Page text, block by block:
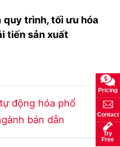
quy trình, tối ưu hóa
tiến sản xuất
động hóa phổ
bán dẫn
Pricing
Contact
Try
Free